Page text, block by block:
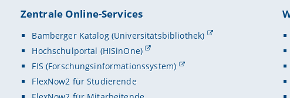
Zentrale Online-Services
Bamberger Katalog (Universitätsbibliothek)
Hochschulportal (HISinOne)
FIS (Forschungsinformationssystem)
FlexNow2 für Studierende